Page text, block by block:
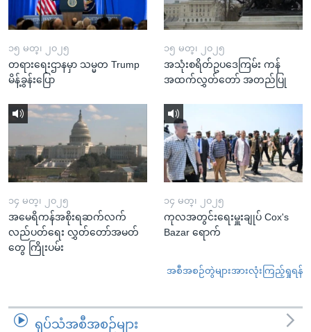
၁၅ မတ္၊ ၂၀၂၅
တရားရေးဌာနမှာ သမ္မတ Trump
မိန့်ခွန်းပြော
၁၅ မတ္၊ ၂၀၂၅
အသုံးစရိတ်ဥပဒေကြမ်း ကန်
အထက်လွှတ်တော် အတည်ပြု
၁၄ မတ္၊ ၂၀၂၅
အမေရိကန်အစိုးရဆက်လက်
လည်ပတ်ရေး လွှတ်တော်အမတ်
တွေ ကြိုးပမ်း
၁၄ မတ္၊ ၂၀၂၅
ကုလအတွင်းရေးမှူးချုပ် Cox's
Bazar ရောက်
အစီအစဉ်တွဲများအားလုံးကြည့်ရှုရန်
ရုပ်သံအစီအစဉ်များ